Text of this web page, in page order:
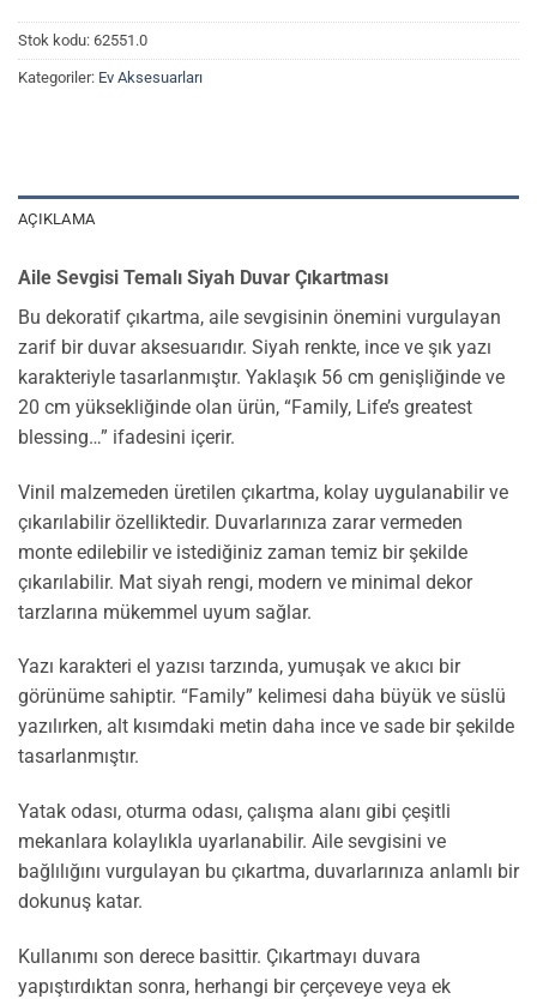
Stok kodu: 62551.0
Kategoriler: Ev Aksesuarları
AÇIKLAMA
Aile Sevgisi Temalı Siyah Duvar Çıkartması
Bu dekoratif çıkartma, aile sevgisinin önemini vurgulayan
zarif bir duvar aksesuarıdır. Siyah renkte, ince ve şık yazı
karakteriyle tasarlanmıştır. Yaklaşık 56 cm genişliğinde ve
20 cm yüksekliğinde olan ürün, “Family, Life’s greatest
blessing…” ifadesini içerir.
Vinil malzemeden üretilen çıkartma, kolay uygulanabilir ve
çıkarılabilir özelliktedir. Duvarlarınıza zarar vermeden
monte edilebilir ve istediğiniz zaman temiz bir şekilde
çıkarılabilir. Mat siyah rengi, modern ve minimal dekor
tarzlarına mükemmel uyum sağlar.
Yazı karakteri el yazısı tarzında, yumuşak ve akıcı bir
görünüme sahiptir. “Family” kelimesi daha büyük ve süslü
yazılırken, alt kısımdaki metin daha ince ve sade bir şekilde
tasarlanmıştır.
Yatak odası, oturma odası, çalışma alanı gibi çeşitli
mekanlara kolaylıkla uyarlanabilir. Aile sevgisini ve
bağlılığını vurgulayan bu çıkartma, duvarlarınıza anlamlı bir
dokunuş katar.
Kullanımı son derece basittir. Çıkartmayı duvara
yapıştırdıktan sonra, herhangi bir çerçeveye veya ek